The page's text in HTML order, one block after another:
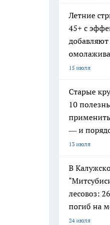
Летние
45+ с
15 июля
Старые
10
— и
13 июля
В
лесовоз:
погиб на
24 июля